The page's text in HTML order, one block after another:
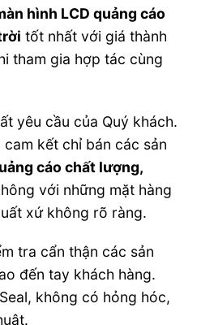
hình LCD quảng cáo
tốt nhất với giá thành
tham gia hợp tác cùng
yêu cầu của Quý khách.
kết chỉ bán các sản
cáo chất lượng,
với những mặt hàng
xứ không rõ ràng.
tra cẩn thận các sản
đến tay khách hàng.
không có hỏng hóc,